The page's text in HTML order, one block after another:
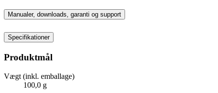
Manualer, downloads, garanti og support
Specifikationer
Produktmål
Vægt (inkl. emballage)
100,0 g